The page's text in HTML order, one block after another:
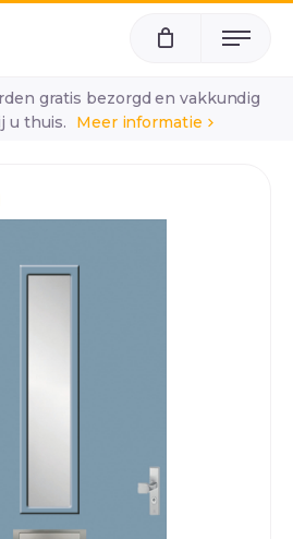
gratis bezorgd en vakkundig
u thuis.
Meer informatie
Menu
wk3004